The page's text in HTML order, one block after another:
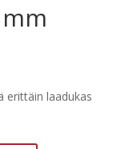
erittäin laadukas